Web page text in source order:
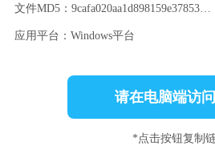
文件MD5：9cafa020aa1d898159e378538ffe7a47
应用平台：Windows平台
请在电脑端访
*点击按钮复制